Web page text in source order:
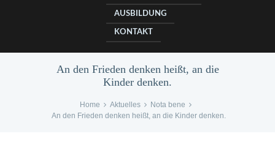
AUSBILDUNG
KONTAKT
An den Frieden denken heißt, an die
Kinder denken.
Home Aktuelles
Nota bene
An den Frieden denken heißt, an die Kinder denken.